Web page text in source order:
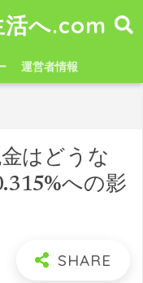
活へ.com
運営者情報
はどうな
への影